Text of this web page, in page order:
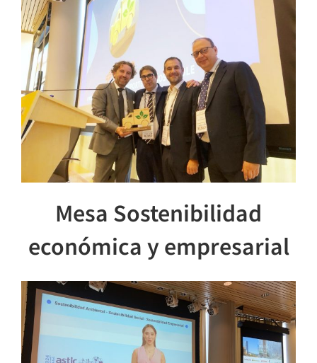
Mesa Sostenibilidad
económica y empresarial